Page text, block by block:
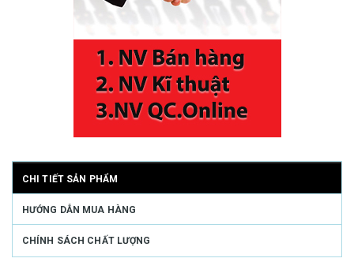
CHI TIẾT SẢN PHẨM
HƯỚNG DẪN MUA HÀNG
CHÍNH SÁCH CHẤT LƯỢNG